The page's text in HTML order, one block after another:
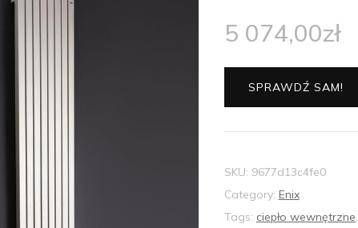
5 074,00zł
SPRAWDŹ SAM!
SKU: 9677d13c4fe0
Category: Enix
Tags: ciepło wewnętrzne,